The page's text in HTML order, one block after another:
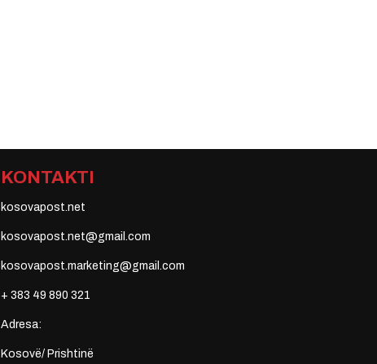
KONTAKTI
kosovapost.net
kosovapost.net@gmail.com
kosovapost.marketing@gmail.com
+ 383 49 890 321
Adresa:
Kosovë/ Prishtinë